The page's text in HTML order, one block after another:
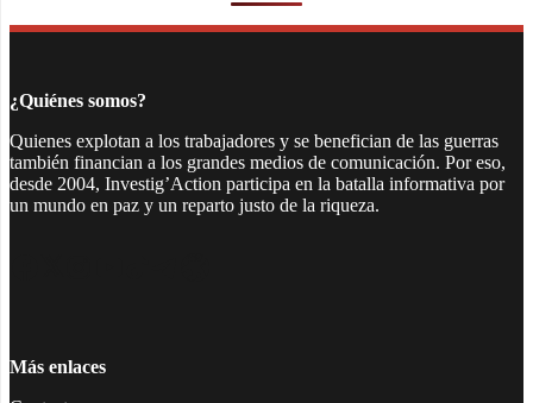
¿Quiénes somos?
Quienes explotan a los trabajadores y se benefician de las guerras
también financian a los grandes medios de comunicación. Por eso,
desde 2004, Investig’Action participa en la batalla informativa por
un mundo en paz y un reparto justo de la riqueza.
Más enlaces